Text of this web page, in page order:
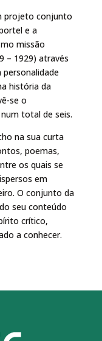
projeto conjunto
e a
missão
– 1929) através
história da
se o
total de seis.
na sua curta
poemas,
os quais se
em
O conjunto da
seu conteúdo
crítico,
a conhecer.